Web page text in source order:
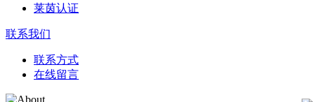
莱茵认证
联系我们
联系方式
在线留言